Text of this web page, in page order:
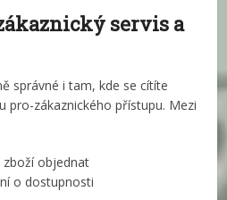
servis a
správné i tam, kde se cítíte
pro-zákaznického přístupu. Mezi
objednat
o dostupnosti